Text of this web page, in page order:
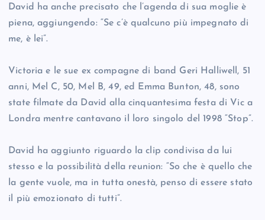
David ha anche precisato che l’agenda di sua moglie è
piena, aggiungendo: “Se c’è qualcuno più impegnato di
me, è lei”.
Victoria e le sue ex compagne di band Geri Halliwell, 51
anni, Mel C, 50, Mel B, 49, ed Emma Bunton, 48, sono
state filmate da David alla cinquantesima festa di Vic a
Londra mentre cantavano il loro singolo del 1998 “Stop”.
David ha aggiunto riguardo la clip condivisa da lui
stesso e la possibilità della reunion: “So che è quello che
la gente vuole, ma in tutta onestà, penso di essere stato
il più emozionato di tutti”.